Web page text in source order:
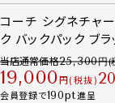
コーチ シグネチャ
ク バックパック ブラ
当店通常価格25,300
19,000 税抜
会員登録で190 進呈